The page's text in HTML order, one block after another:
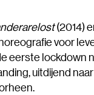
(2014)
voor
eerste lockdown
uitdijend